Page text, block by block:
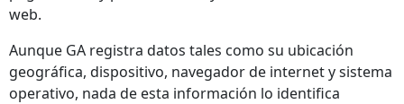
web.
Aunque GA registra datos tales como su ubicación
geográfica, dispositivo, navegador de internet y sistema
operativo, nada de esta información lo identifica